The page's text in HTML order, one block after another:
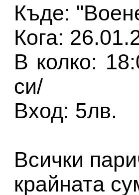
Къде:
Кога:
В колко:
си/
Вход: 5лв.
Всички
крайната